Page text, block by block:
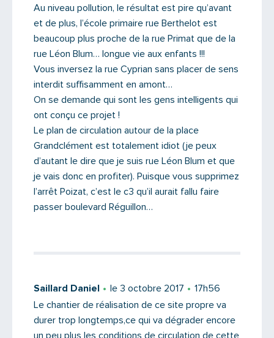
Au niveau pollution, le résultat est pire qu’avant
et de plus, l’école primaire rue Berthelot est
beaucoup plus proche de la rue Primat que de la
rue Léon Blum… longue vie aux enfants !!!
Vous inversez la rue Cyprian sans placer de sens
interdit suffisamment en amont…
On se demande qui sont les gens intelligents qui
ont conçu ce projet !
Le plan de circulation autour de la place
Grandclément est totalement idiot (je peux
d’autant le dire que je suis rue Léon Blum et que
je vais donc en profiter). Puisque vous supprimez
l’arrêt Poizat, c’est le c3 qu’il aurait fallu faire
passer boulevard Réguillon…
Saillard Daniel le 3 octobre 2017
17h56
Le chantier de réalisation de ce site propre va
durer trop longtemps,ce qui va dégrader encore
un peu plus les conditions de circulation de cette